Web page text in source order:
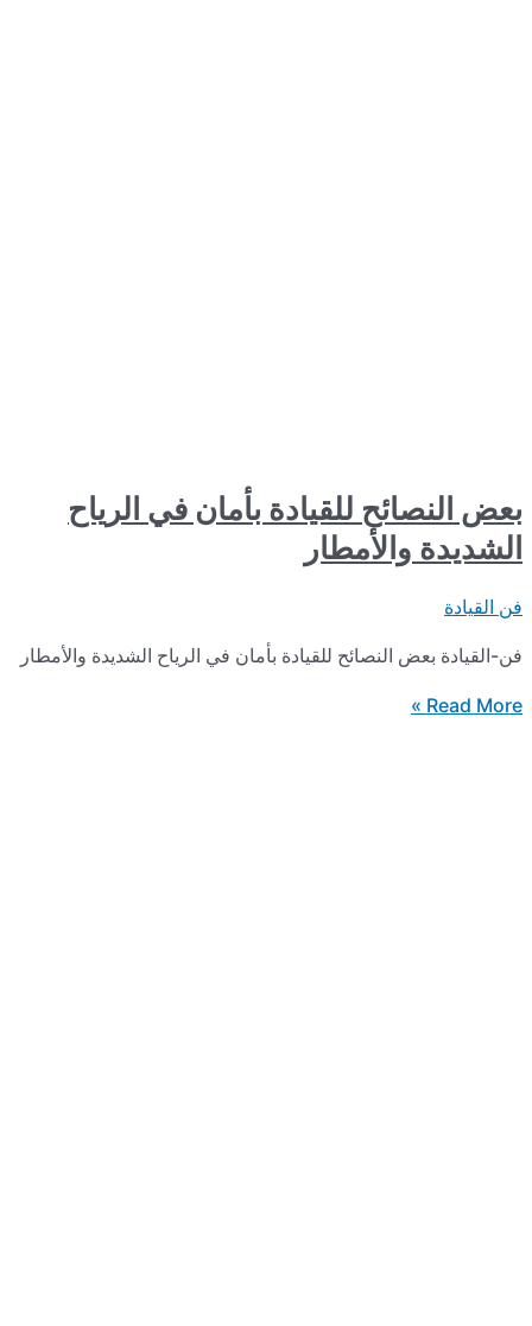
للقيادة بأمان في الرياح
والأمطار
النصائح للقيادة بأمان في الرياح الشديدة والأمطار